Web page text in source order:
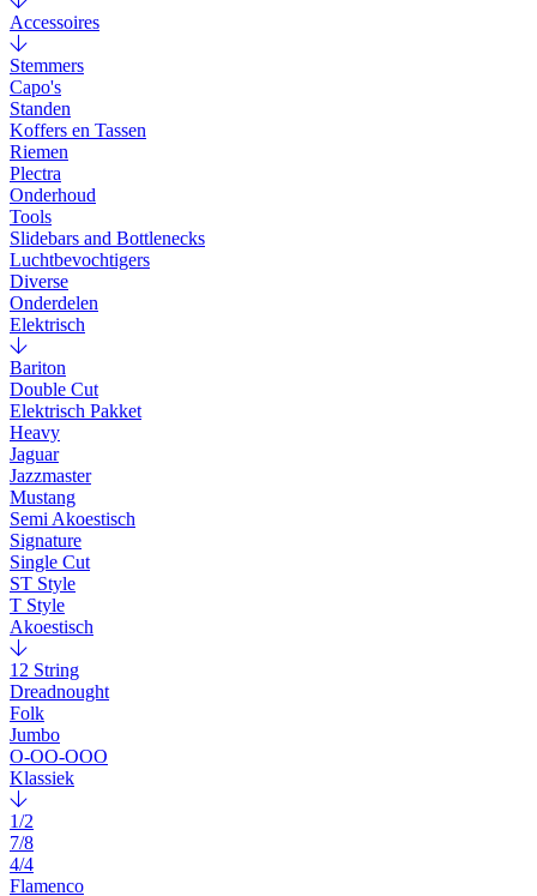
Accessoires
Stemmers
Capo's
Standen
Koffers en Tassen
Riemen
Plectra
Onderhoud
Tools
Slidebars and Bottlenecks
Luchtbevochtigers
Diverse
Onderdelen
Elektrisch
Bariton
Double Cut
Elektrisch Pakket
Heavy
Jaguar
Jazzmaster
Mustang
Semi Akoestisch
Signature
Single Cut
ST Style
T Style
Akoestisch
12 String
Dreadnought
Folk
Jumbo
O-OO-OOO
Klassiek
1/2
7/8
4/4
Flamenco